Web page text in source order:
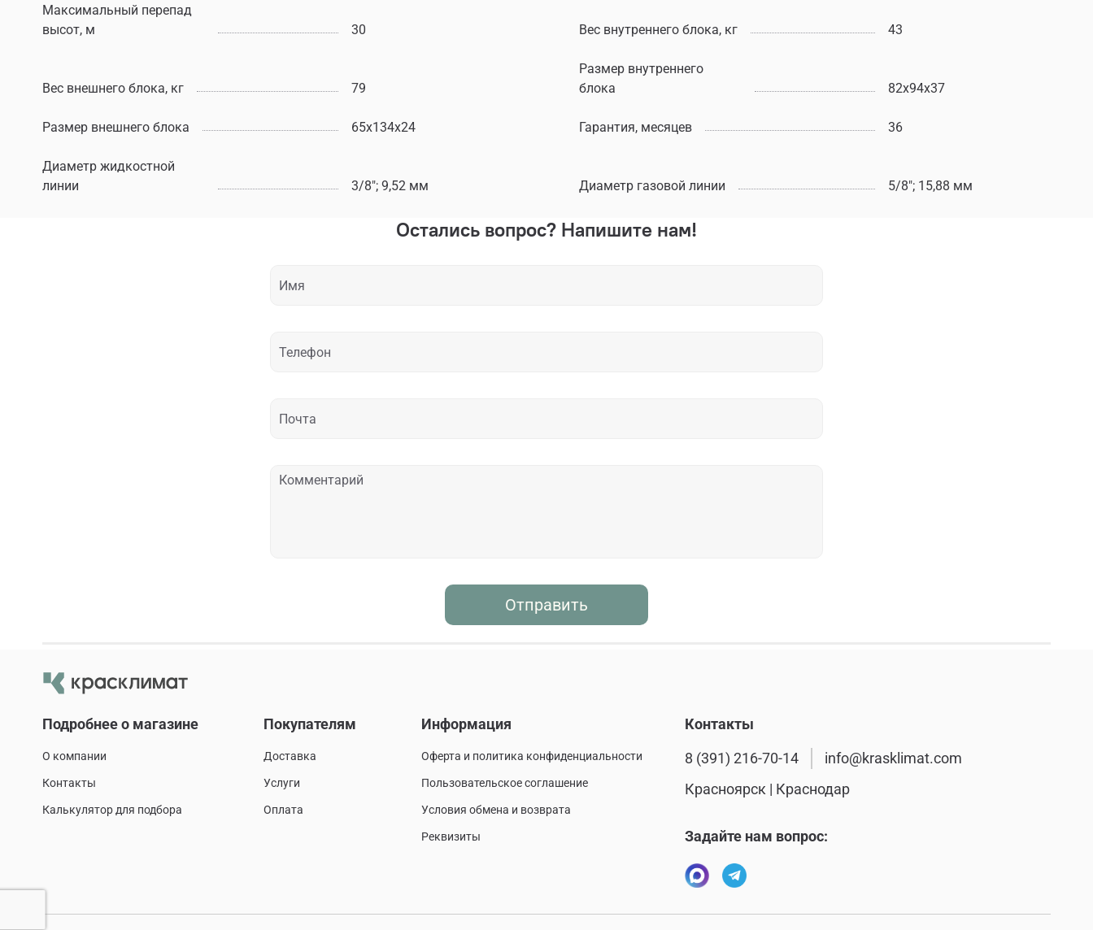
Максимальный перепад
высот, м
30 Вес внутреннего блока, кг 43
Вес внешнего блока, кг 79
Размер внутреннего
блока
82x94x37
Размер внешнего блока 65x134x24 Гарантия, месяцев 36
Диаметр жидкостной
линии
3/8"; 9,52 мм Диаметр газовой линии 5/8"; 15,88 мм
Остались вопрос? Напишите нам!
Отправить
Подробнее о магазине
О компании
Контакты
Калькулятор для подбора
Покупателям
Доставка
Услуги
Оплата
Информация
Оферта и политика конфиденциальности
Пользовательское соглашение
Условия обмена и возврата
Реквизиты
Контакты
8 (391) 216-70-14
info@krasklimat.com
Красноярск | Краснодар
Задайте нам вопрос: